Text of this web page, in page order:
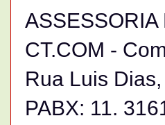
CT.COM -
Rua Luis
PABX: 11.